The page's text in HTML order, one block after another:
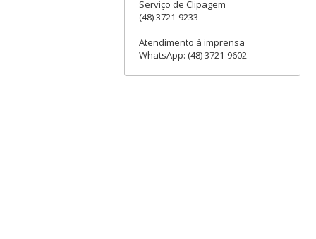
Serviço de Clipagem
(48) 3721-9233
Atendimento à imprensa
WhatsApp: (48) 3721-9602